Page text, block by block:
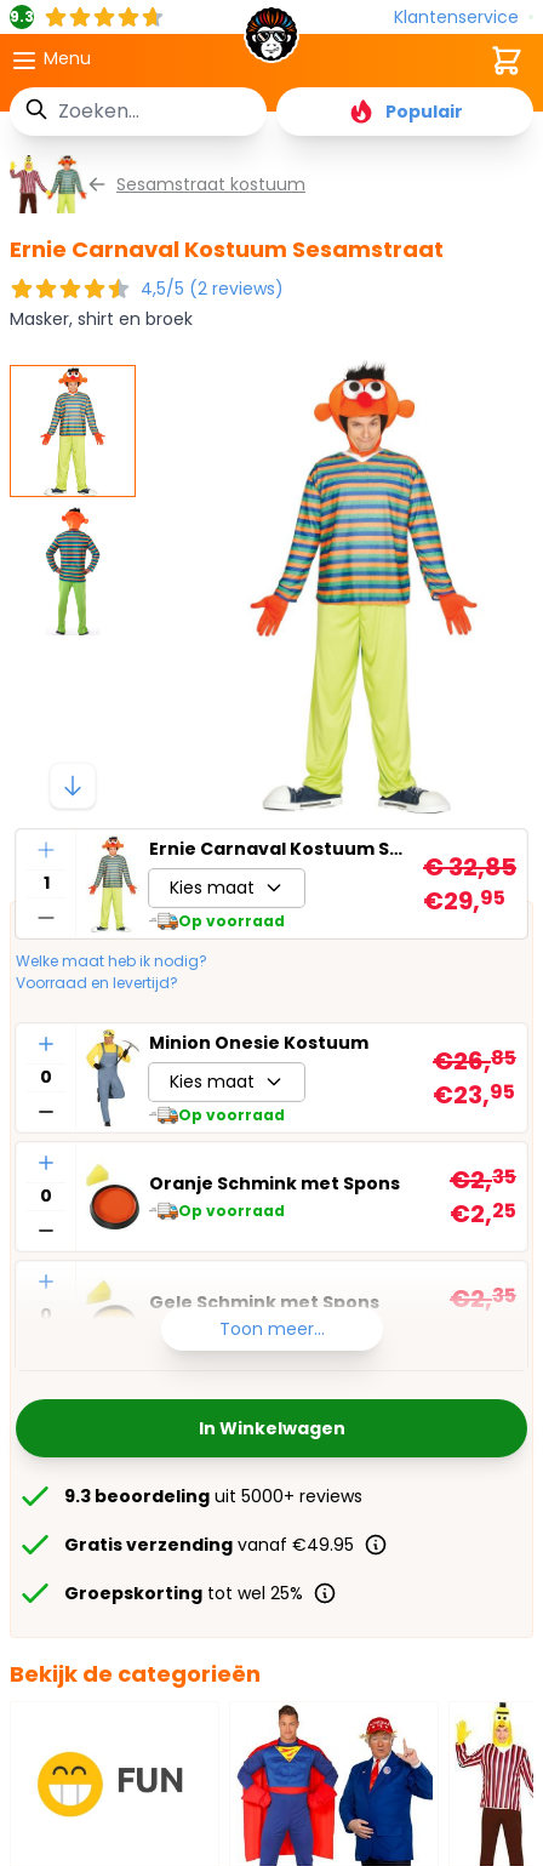
9.3
Klantenservice
Menu
Zoek
Populair
Cart
Sesamstraat kostuum
Ernie Carnaval Kostuum Sesamstraat
4,5/5 (2 reviews)
Masker, shirt en broek
Aantal
Ernie Carnaval Kostuum Sesamstraat
Kies maat
Op voorraad
€ 32,85
€29,95
Welke maat heb ik nodig?
Voorraad en levertijd?
Aantal
Minion Onesie Kostuum
Kies maat
Op voorraad
€26,85
€23,95
Aantal
Oranje Schmink met Spons
Op voorraad
€2,35
€2,25
Aantal
Gele Schmink met Spons
Op voorraad
€2,35
Toon meer...
In Winkelwagen
9.3 beoordeling uit 5000+ reviews
Gratis verzending vanaf €49.95
Groepskorting tot wel 25%
Bekijk de categorieën